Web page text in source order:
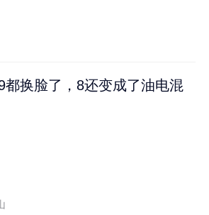
都换脸了，8还变成了油电混